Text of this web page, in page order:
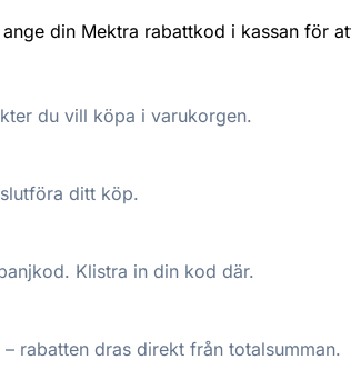
din Mektra rabattkod i kassan för
du vill köpa i varukorgen.
ditt köp.
Klistra in din kod där.
rabatten dras direkt från totalsumman.